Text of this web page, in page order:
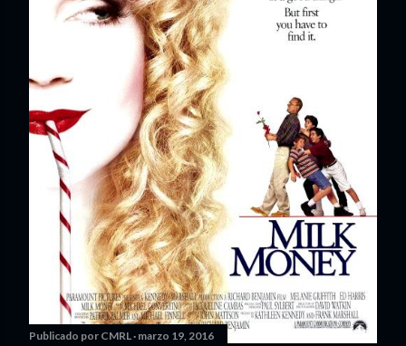
Publicado por CMRL marzo 19, 2016